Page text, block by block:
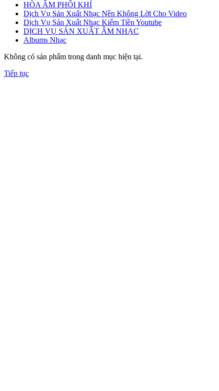
HÒA ÂM PHỐI KHÍ
Dịch Vụ Sản Xuất Nhạc Nền Không Lời Cho Video
Dịch Vụ Sản Xuất Nhạc Kiếm Tiền Youtube
DỊCH VỤ SẢN XUẤT ÂM NHẠC
Albums Nhạc
Không có sản phẩm trong danh mục hiện tại.
Tiếp tục